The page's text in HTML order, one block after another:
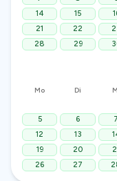
14
15
21
22
28
29
Mo Di
5
6 7
12
13
19
20
26
27